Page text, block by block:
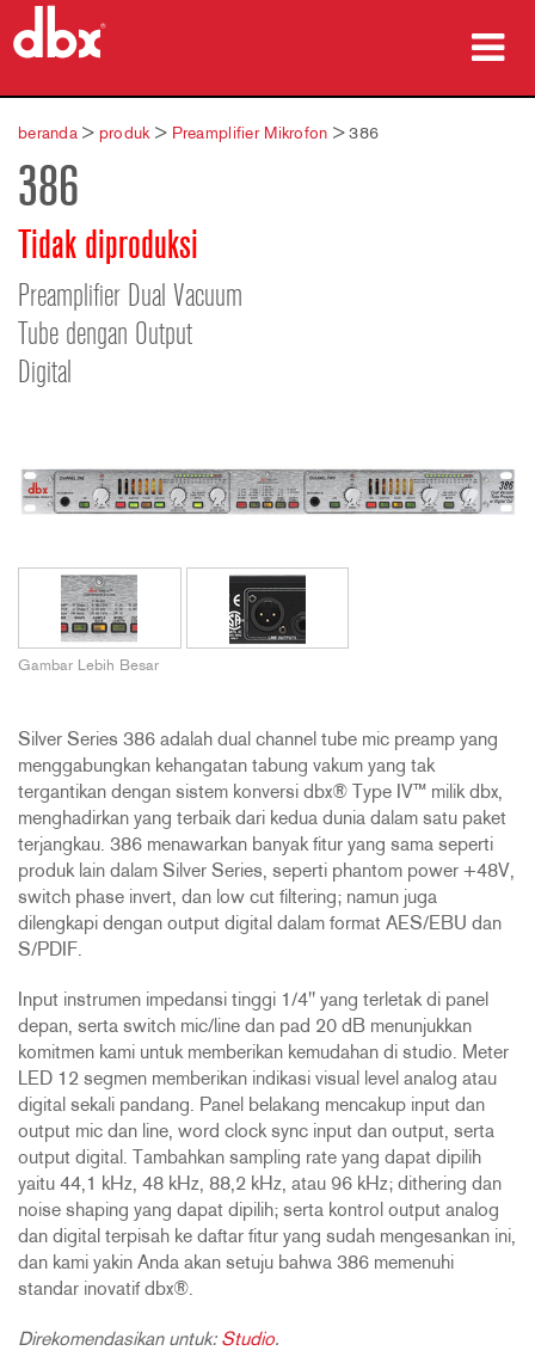
produk
Studi Kasus
tempat membeli
pelatihan
dukungan
Bahasa/Wilayah
beranda > produk> Preamplifier Mikrofon >386
386
Tidak diproduksi
Preamplifier Dual Vacuum
Tube dengan Output
Digital
Gambar Lebih Besar
Silver Series 386 adalah dual channel tube mic preamp yang
menggabungkan kehangatan tabung vakum yang tak
tergantikan dengan sistem konversi dbx® Type IV™ milik dbx,
menghadirkan yang terbaik dari kedua dunia dalam satu paket
terjangkau. 386 menawarkan banyak fitur yang sama seperti
produk lain dalam Silver Series, seperti phantom power +48V,
switch phase invert, dan low cut filtering; namun juga
dilengkapi dengan output digital dalam format AES/EBU dan
S/PDIF.
Input instrumen impedansi tinggi 1/4" yang terletak di panel
depan, serta switch mic/line dan pad 20 dB menunjukkan
komitmen kami untuk memberikan kemudahan di studio. Meter
LED 12 segmen memberikan indikasi visual level analog atau
digital sekali pandang. Panel belakang mencakup input dan
output mic dan line, word clock sync input dan output, serta
output digital. Tambahkan sampling rate yang dapat dipilih
yaitu 44,1 kHz, 48 kHz, 88,2 kHz, atau 96 kHz; dithering dan
noise shaping yang dapat dipilih; serta kontrol output analog
dan digital terpisah ke daftar fitur yang sudah mengesankan ini,
dan kami yakin Anda akan setuju bahwa 386 memenuhi
standar inovatif dbx®.
Direkomendasikan untuk: Studio.